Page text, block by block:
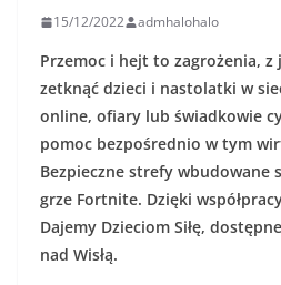
15/12/2022 admhalohalo
Przemoc i hejt to zagrożenia, z
zetknąć dzieci i nastolatki w
online, ofiary lub świadkowie
pomoc bezpośrednio w tym
Bezpieczne strefy wbudowane
grze Fortnite. Dzięki
Dajemy Dzieciom Siłę,
nad Wisłą.